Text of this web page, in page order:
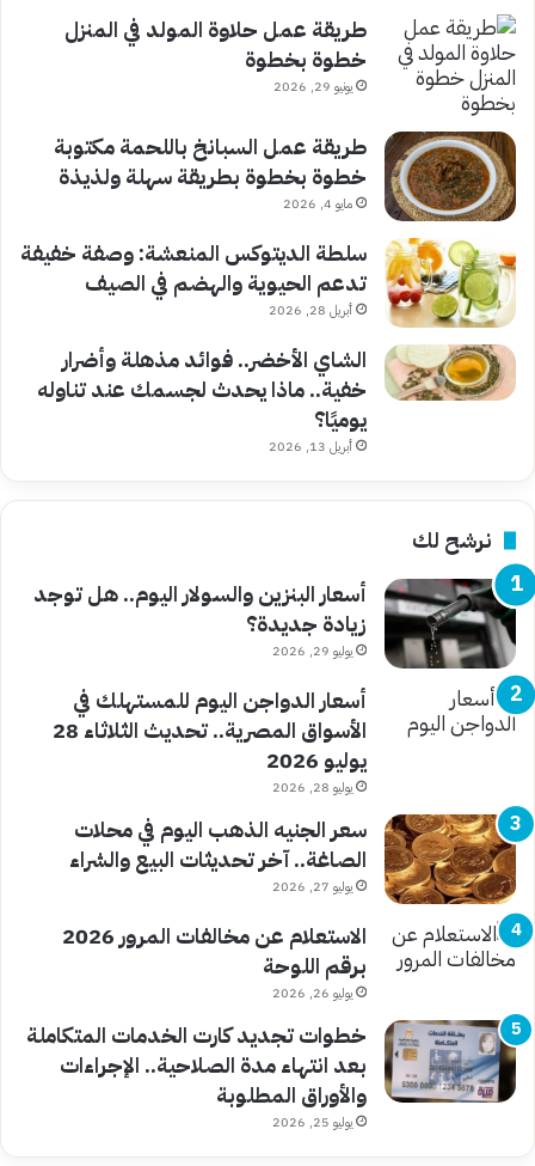
طريقة عمل حلاوة المولد في المنزل
خطوة بخطوة
يونيو 29, 2026
طريقة عمل السبانخ باللحمة مكتوبة
خطوة بخطوة بطريقة سهلة ولذيذة
مايو 4, 2026
سلطة الديتوكس المنعشة: وصفة خفيفة
تدعم الحيوية والهضم في الصيف
أبريل 28, 2026
الشاي الأخضر.. فوائد مذهلة وأضرار
خفية.. ماذا يحدث لجسمك عند تناوله
يوميًا؟
أبريل 13, 2026
نرشح لك
أسعار البنزين والسولار اليوم.. هل توجد
زيادة جديدة؟
يوليو 29, 2026
أسعار الدواجن اليوم للمستهلك في
الأسواق المصرية.. تحديث الثلاثاء 28
يوليو 2026
يوليو 28, 2026
سعر الجنيه الذهب اليوم في محلات
الصاغة.. آخر تحديثات البيع والشراء
يوليو 27, 2026
الاستعلام عن مخالفات المرور 2026
برقم اللوحة
يوليو 26, 2026
خطوات تجديد كارت الخدمات المتكاملة
بعد انتهاء مدة الصلاحية.. الإجراءات
والأوراق المطلوبة
يوليو 25, 2026